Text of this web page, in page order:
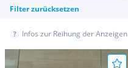
Filter zurücksetzen
Infos zur Reihung der Anzeigen